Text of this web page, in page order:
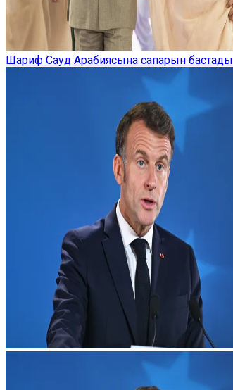
Шариф Сауд Арабиясына сапарын бастады